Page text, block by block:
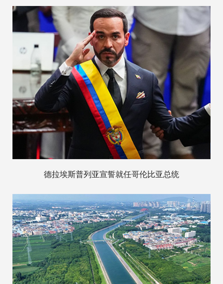
德拉埃斯普列亚宣誓就任哥伦比亚总统